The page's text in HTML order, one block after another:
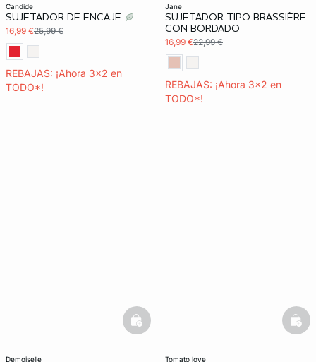
candide
SUJETADOR DE ENCAJE
16,99 €25,99 €
REBAJAS: ¡Ahora 3x2 en
TODO*!
jane
SUJETADOR TIPO BRASSIÈRE
CON BORDADO
16,99 €22,99 €
REBAJAS: ¡Ahora 3x2 en
TODO*!
demoiselle
basketfull
tomato love